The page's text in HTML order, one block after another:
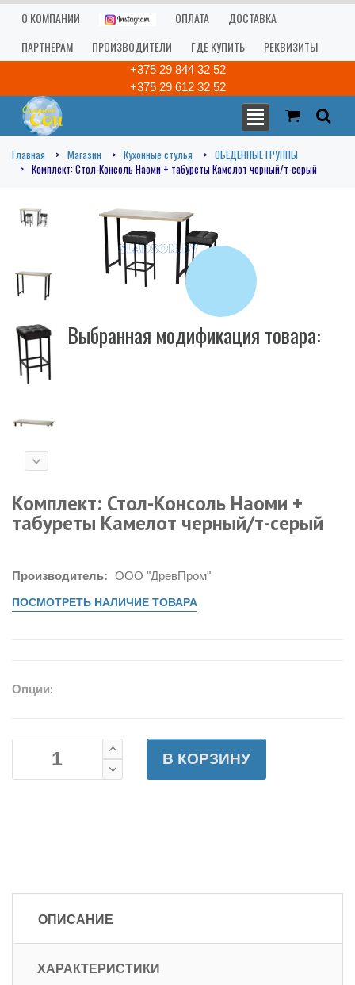
О КОМПАНИИ ОПЛАТА
ДОСТАВКА
ПАРТНЕРАМ
ПРОИЗВОДИТЕЛИ ГДЕ КУПИТЬ РЕКВИЗИТЫ
+375 29 844 32 52
+375 29 612 32 52
Главная Магазин Кухонные стулья
ОБЕДЕННЫЕ ГРУППЫ
Комплект: Стол-Консоль Наоми + табуреты Камелот черный/т-серый
Выбранная модификация товара:
Комплект: Стол-Консоль Наоми +
табуреты Камелот черный/т-серый
Производитель: ООО "ДревПром"
ПОСМОТРЕТЬ НАЛИЧИЕ ТОВАРА
Опции:
В КОРЗИНУ
ОПИСАНИЕ
ХАРАКТЕРИСТИКИ